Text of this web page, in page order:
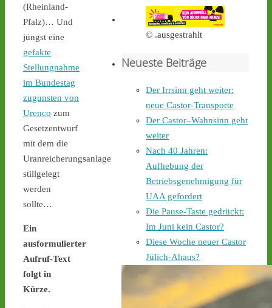
(Rheinland-
Pfalz)… Und
jüngst eine
gefakte
Stellungnahme
im Bundestag
zugunsten von
Urenco zum
Gesetzentwurf
mit dem die
Uranreicherungsanlage
stillgelegt
werden
sollte…
Ein
ausformulierter
Aufruf-Text
folgt in
Kürze.
castor-stoppen.de/ticker/
#atommüll #castor
castor-stoppen.de
stoppen!
2 4
Castor stoppen!
@castorstoppen.bsky.social
Gegen 0.35 Uhr erreicht
der Castor-Konvoi das
Dreieck Bottrop und fährt
weiter auf die A31, den
letzten Autobahnabschnitt
bis nach Ahaus -
stoppen.de/ticker/
#atommüll
#castor
© .ausgestrahlt
Neueste Beiträge
Der Irrsinn geht weiter:
neue Castor-Transporte
Der Castor–Wahnsinn geht
weiter
Nach 40 Jahren:
Aufhebung der
Betriebsgenehmigung für
UAA gefordert
Die Pause-Taste gedrückt:
Im Juni kein Castor?
Diese Woche neuer Castor
Jülich-Ahaus?